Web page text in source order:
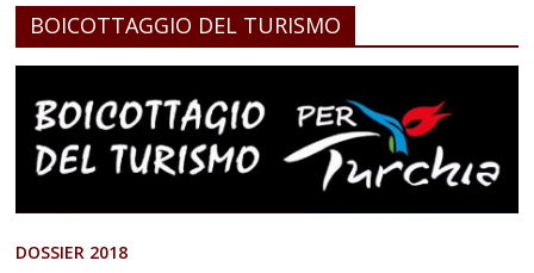
BOICOTTAGGIO DEL TURISMO
DOSSIER 2018